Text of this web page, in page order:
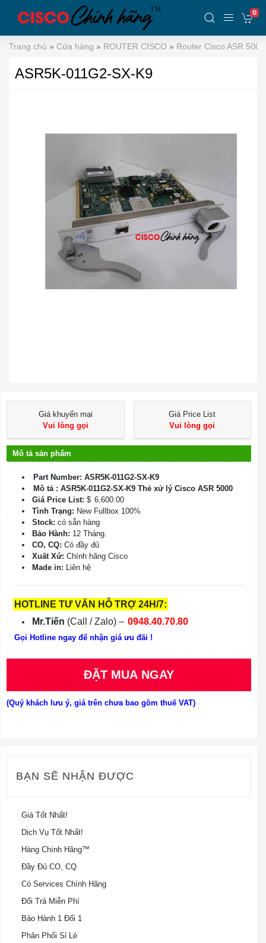
0
Trang chủ » Cửa hàng » ROUTER CISCO » Router Cisco ASR
ASR5K-011G2-SX-K9
Giá khuyến mại
Vui lòng gọi
Giá Price List
Vui lòng gọi
Mô tả sản phẩm
Part Number: ASR5K-011G2-SX-K9
Mô tả : ASR5K-011G2-SX-K9 Thẻ xử lý Cisco ASR 5000
Giá Price List: $ 6,600.00
Tình Trạng: New Fullbox 100%
Stock: có sẵn hàng
Bảo Hành: 12 Tháng.
CO, CQ: Có đầy đủ
Xuất Xứ: Chính hãng Cisco
Made in: Liên hệ
HOTLINE TƯ VẤN HỖ TRỢ 24H/7:
Mr.Tiến (Call / Zalo) – 0948.40.70.80
Gọi Hotline ngay để nhận giá ưu đãi !
ĐẶT MUA NGAY
(Quý khách lưu ý, giá trên chưa bao gồm thuế VAT)
BẠN SẼ NHẬN ĐƯỢC
Giá Tốt Nhất!
Dịch Vụ Tốt Nhất!
Hàng Chính Hãng™
Đầy Đủ CO, CQ
Có Services Chính Hãng
Đổi Trả Miễn Phí
Bảo Hành 1 Đổi 1
Phân Phối Sỉ Lẻ